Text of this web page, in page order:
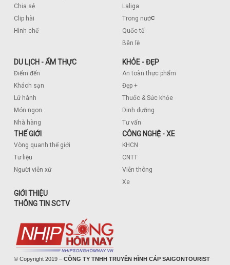
Chia sẻ
Clip hài
Hình chế
Laliga
Trong nước
Quốc tế
Bên lề
DU LỊCH - ẨM THỰC
Điểm đến
Khách sạn
Lữ hành
Món ngon
Nhà hàng
KHỎE - ĐẸP
An toàn thực phẩm
Đẹp +
Thuốc & Sức khỏe
Dinh dưỡng
Tư vấn
THẾ GIỚI
Vòng quanh thế giới
Tư liệu
Người viễn xứ
CÔNG NGHỆ - XE
KHCN
CNTT
Viễn thông
Xe
GIỚI THIỆU
THÔNG TIN SCTV
© Copyright 2019 – CÔNG TY TNHH TRUYỀN HÌNH CÁP SAIGONTOURIST